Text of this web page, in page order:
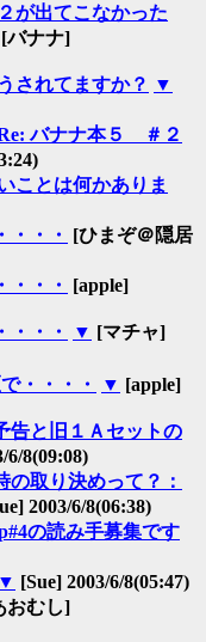
が出てこなかった
[バナナ]
されてますか？ ▼
バナナ本５ ＃２
ことは何かありま
・・・
[ひまぞ＠隠居
・・・
[apple]
・・・ ▼ [マチャ]
・・・・ ▼ [apple]
告と旧１Ａセットの
6/8(09:08)
の取り決めって？：
2003/6/8(06:38)
の読み手募集です
▼ [Sue] 2003/6/8(05:47)
おむし]